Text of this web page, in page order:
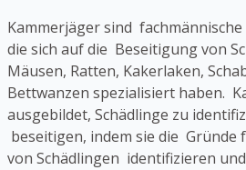
Kammerjäger sind
die sich auf die Beseitigung von
Mäusen, Ratten, Kakerlaken,
Bettwanzen spezialisiert haben.
ausgebildet, Schädlinge zu
beseitigen, indem sie die Gründe
von Schädlingen identifizieren